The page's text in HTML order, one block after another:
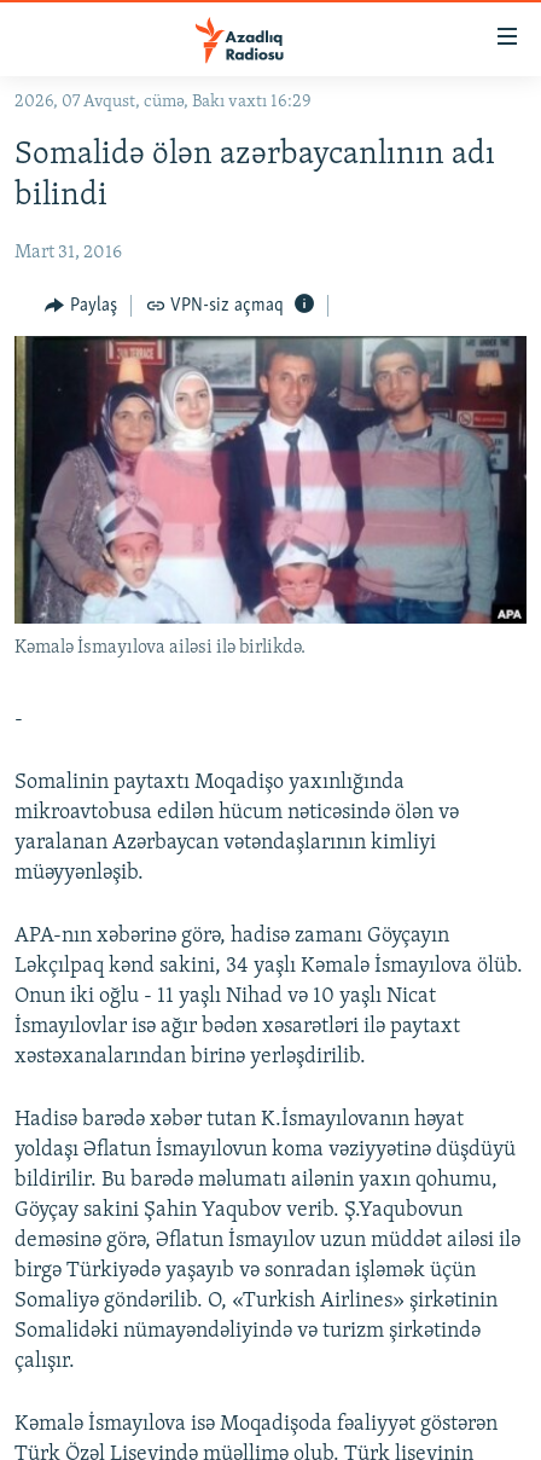
Əsas
qayıt
Əsas
qayıt
#ƏSLINDƏ
FƏRQƏ BAX
QANUNI DOĞRU
ARAŞDIRMA
MULTIMEDIA
VIDEO
FOTOQALEREYA
İNFOQRAFIKA
KARIKATURA
RADIO ARXIV
OXU ZALI
AZƏRBAYCAN ƏDƏBIYYATI KITABXANASI
İSLAM VƏ DEMOKRATIYA
İZ - MƏDƏNIYYƏT PROQRAMI
HAQQIMIZDA
MISSIYAMIZ
PEŞƏ ETIKASI VƏ JURNALISTIKA STANDARTLARIMIZ
MATERIALLARIMIZDAN ISTIFADƏ
XƏBƏR BÜLLETENLƏRIMIZ
BIZI IZLƏ
2026, 07 Avqust, cümə, Bakı vaxtı 16:29
Somalidə ölən azərbaycanlının adı
bilindi
Mart 31, 2016
Paylaş VPN-siz açmaq
Kəmalə İsmayılova ailəsi ilə birlikdə.
-
Somalinin paytaxtı Moqadişo yaxınlığında
mikroavtobusa edilən hücum nəticəsində ölən və
yaralanan Azərbaycan vətəndaşlarının kimliyi
müəyyənləşib.
APA-nın xəbərinə görə, hadisə zamanı Göyçayın
Ləkçılpaq kənd sakini, 34 yaşlı Kəmalə İsmayılova ölüb.
Onun iki oğlu - 11 yaşlı Nihad və 10 yaşlı Nicat
İsmayılovlar isə ağır bədən xəsarətləri ilə paytaxt
xəstəxanalarından birinə yerləşdirilib.
Hadisə barədə xəbər tutan K.İsmayılovanın həyat
yoldaşı Əflatun İsmayılovun koma vəziyyətinə düşdüyü
bildirilir. Bu barədə məlumatı ailənin yaxın qohumu,
Göyçay sakini Şahin Yaqubov verib. Ş.Yaqubovun
deməsinə görə, Əflatun İsmayılov uzun müddət ailəsi ilə
birgə Türkiyədə yaşayıb və sonradan işləmək üçün
Somaliyə göndərilib. O, «Turkish Airlines» şirkətinin
Somalidəki nümayəndəliyində və turizm şirkətində
çalışır.
Kəmalə İsmayılova isə Moqadişoda fəaliyyət göstərən
Türk Özəl Liseyində müəllimə olub. Türk liseyinin